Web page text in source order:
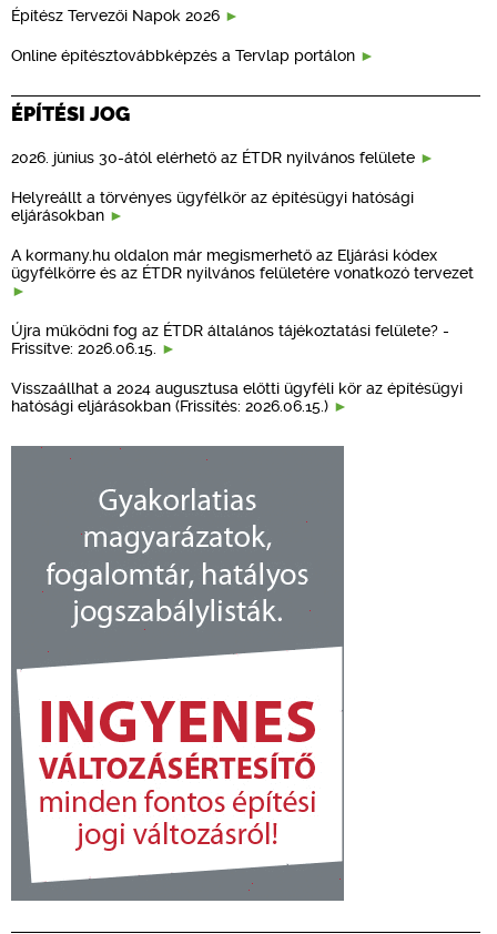
Építész Tervezői Napok 2026
Online építésztovábbképzés a Tervlap portálon
ÉPÍTÉSI JOG
2026. június 30-ától elérhető az ÉTDR nyilvános felülete
Helyreállt a törvényes ügyfélkör az építésügyi hatósági
eljárásokban
A kormany.hu oldalon már megismerhető az Eljárási kódex
ügyfélkörre és az ÉTDR nyilvános felületére vonatkozó tervezet
Újra működni fog az ÉTDR általános tájékoztatási felülete? -
Frissítve: 2026.06.15.
Visszaállhat a 2024 augusztusa előtti ügyféli kör az építésügyi
hatósági eljárásokban (Frissítés: 2026.06.15.)